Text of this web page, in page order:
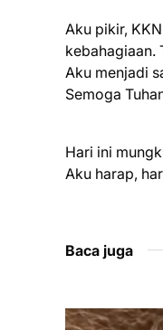
Aku pikir,
kebahagiaan.
Aku menjadi
Semoga
Hari ini
Aku harap,
Baca juga